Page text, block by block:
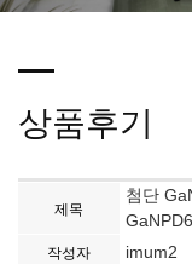
상품후기
제목
첨단
작성자 imum2